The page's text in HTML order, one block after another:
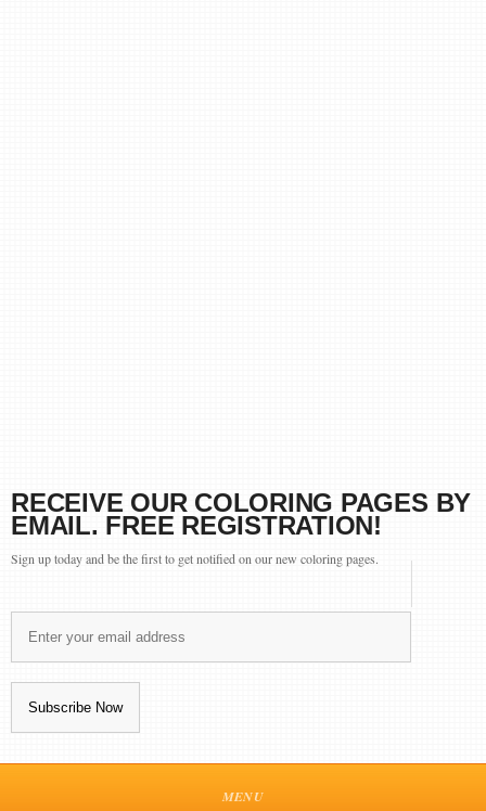
RECEIVE OUR COLORING PAGES BY
EMAIL. FREE REGISTRATION!
Sign up today and be the first to get notified on our new coloring pages.
MENU